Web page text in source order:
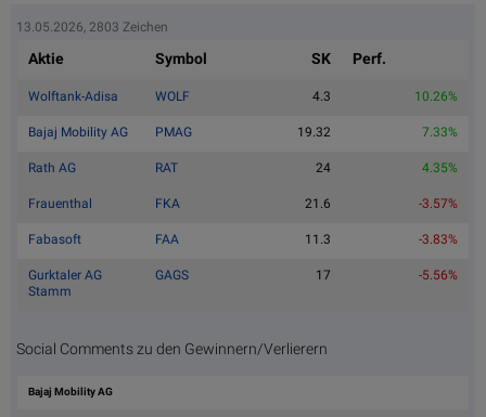
13.05.2026, 2803 Zeichen
Aktie Symbol SK Perf.
Wolftank-Adisa WOLF 4.3 10.26%
Bajaj Mobility AG PMAG 19.32 7.33%
Rath AG RAT 24 4.35%
Frauenthal FKA 21.6 -3.57%
Fabasoft FAA 11.3 -3.83%
Gurktaler AG
Stamm
GAGS 17 -5.56%
Social Comments zu den Gewinnern/Verlierern
Bajaj Mobility AG